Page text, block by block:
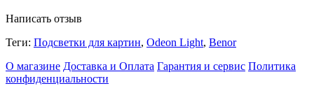
Написать отзыв
Теги: Подсветки для картин, Odeon Light, Benor
О магазине Доставка и Оплата Гарантия и сервис Политика
конфиденциальности